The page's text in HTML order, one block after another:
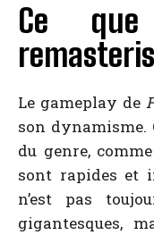
Ce
Le gameplay de
son dynamisme.
du genre, comme
sont rapides et
n’est pas
gigantesques,